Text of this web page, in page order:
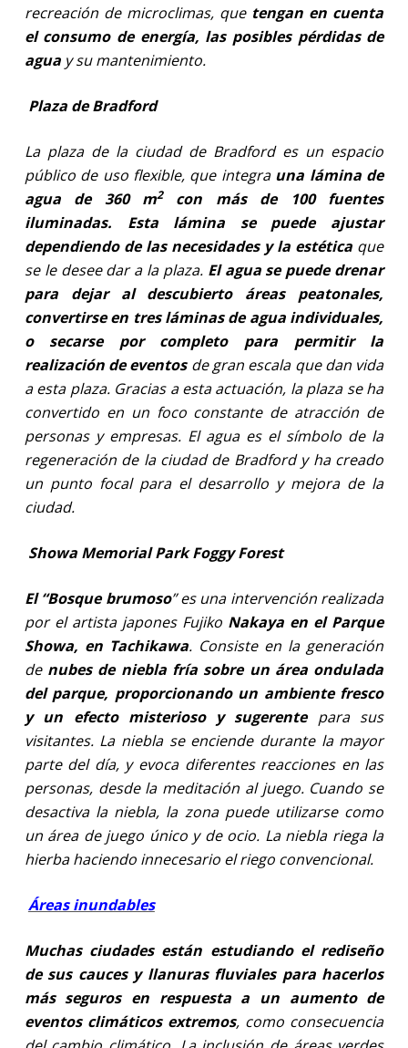
recreación de microclimas, que tengan en cuenta
el consumo de energía, las posibles pérdidas de
aguay su mantenimiento.
Plaza de Bradford
La plaza de la ciudad de Bradford es un espacio
público de uso flexible, que integra una lámina de
agua de 360 m2 con más de 100 fuentes
iluminadas. Esta lámina se puede ajustar
dependiendo de las necesidades y la estética que
se le desee dar a la plaza. El agua se puede drenar
para dejar al descubierto áreas peatonales,
convertirse en tres láminas de agua individuales,
o secarse por completo para permitir la
realización de eventosde gran escala que dan vida
a esta plaza. Gracias a esta actuación, la plaza se ha
convertido en un foco constante de atracción de
personas y empresas. El agua es el símbolo de la
regeneración de la ciudad de Bradford y ha creado
un punto focal para el desarrollo y mejora de la
ciudad.
Showa Memorial Park Foggy Forest
El “Bosque brumoso” es una intervención realizada
por el artista japones Fujiko Nakaya en el Parque
Showa, en Tachikawa. Consiste en la generación
de nubes de niebla fría sobre un área ondulada
del parque, proporcionando un ambiente fresco
y un efecto misterioso y sugerentepara sus
visitantes. La niebla se enciende durante la mayor
parte del día, y evoca diferentes reacciones en las
personas, desde la meditación al juego. Cuando se
desactiva la niebla, la zona puede utilizarse como
un área de juego único y de ocio. La niebla riega la
hierba haciendo innecesario el riego convencional.
Áreas inundables
Muchas ciudades están estudiando el rediseño
de sus cauces y llanuras fluviales para hacerlos
más seguros en respuesta a un aumento de
eventos climáticos extremos, como consecuencia